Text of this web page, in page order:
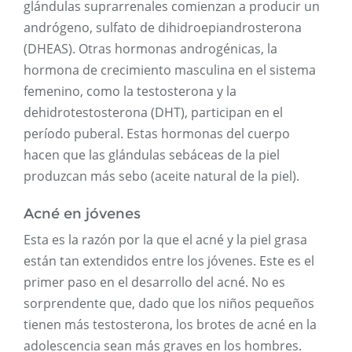
glándulas suprarrenales comienzan a producir un
andrógeno, sulfato de dihidroepiandrosterona
(DHEAS). Otras hormonas androgénicas, la
hormona de crecimiento masculina en el sistema
femenino, como la testosterona y la
dehidrotestosterona (DHT), participan en el
período puberal. Estas hormonas del cuerpo
hacen que las glándulas sebáceas de la piel
produzcan más sebo (aceite natural de la piel).
Acné en jóvenes
Esta es la razón por la que el acné y la piel grasa
están tan extendidos entre los jóvenes. Este es el
primer paso en el desarrollo del acné. No es
sorprendente que, dado que los niños pequeños
tienen más testosterona, los brotes de acné en la
adolescencia sean más graves en los hombres.